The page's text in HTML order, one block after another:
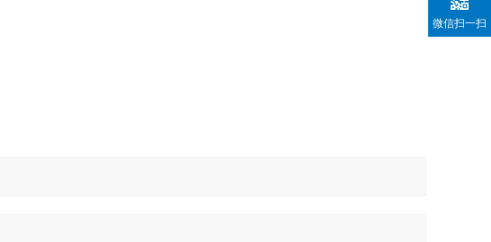
微信扫一扫